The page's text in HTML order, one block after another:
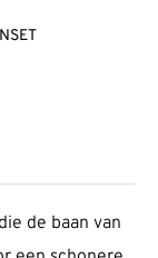
de baan van